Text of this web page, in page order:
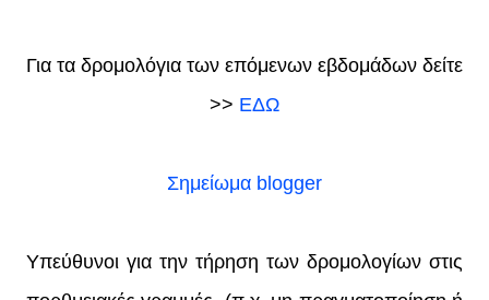
Για τα δρομολόγια των επόμενων εβδομάδων δείτε
>> ΕΔΩ
Σημείωμα blogger
Υπεύθυνοι για την τήρηση των δρομολογίων στις